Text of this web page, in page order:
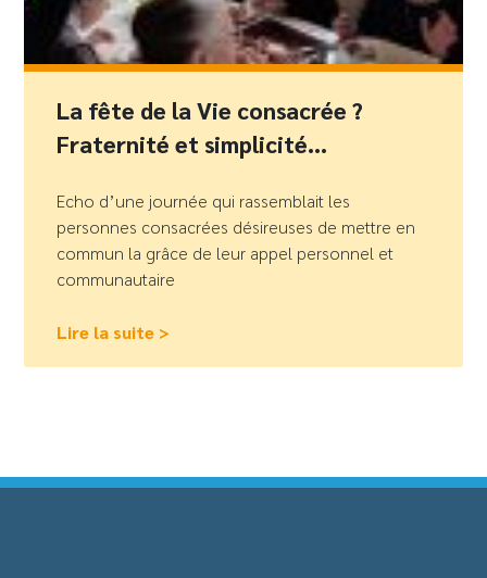
La fête de la Vie consacrée ?
Fraternité et simplicité…
Echo d’une journée qui rassemblait les
personnes consacrées désireuses de mettre en
commun la grâce de leur appel personnel et
communautaire
Lire la suite >